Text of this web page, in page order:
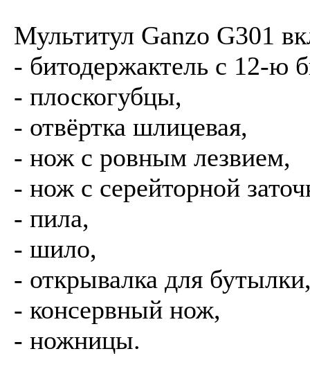
Мультитул Ganzo G301
- битодержактель с 12-ю
- плоскогубцы,
- отвёртка шлицевая,
- нож с ровным лезвием,
- нож с серейторной
- пила,
- шило,
- открывалка для
- консервный нож,
- ножницы.